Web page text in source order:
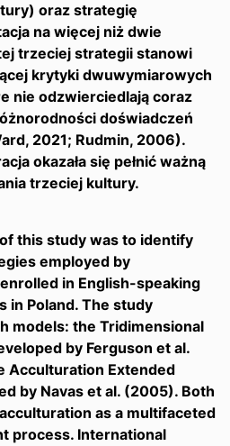
oraz strategię
na więcej niż dwie
trzeciej strategii stanowi
krytyki dwuwymiarowych
nie odzwierciedlają coraz
doświadczeń
2021; Rudmin, 2006).
okazała się pełnić ważną
trzeciej kultury.
this study was to identify
employed by
in English-speaking
in Poland. The study
models: the Tridimensional
by Ferguson et al.
Acculturation Extended
by Navas et al. (2005). Both
as a multifaceted
process. International